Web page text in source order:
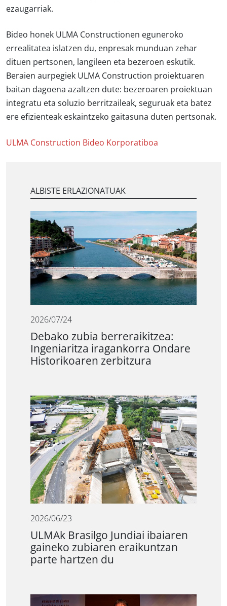
ezaugarriak.
Bideo honek ULMA Constructionen eguneroko
errealitatea islatzen du, enpresak munduan zehar
dituen pertsonen, langileen eta bezeroen eskutik.
Beraien aurpegiek ULMA Construction proiektuaren
baitan dagoena azaltzen dute: bezeroaren proiektuan
integratu eta soluzio berritzaileak, seguruak eta batez
ere efizienteak eskaintzeko gaitasuna duten pertsonak.
ULMA Construction Bideo Korporatiboa
ALBISTE ERLAZIONATUAK
2026/07/24
Debako zubia berreraikitzea:
Ingeniaritza iragankorra Ondare
Historikoaren zerbitzura
2026/06/23
ULMAk Brasilgo Jundiai ibaiaren
gaineko zubiaren eraikuntzan
parte hartzen du